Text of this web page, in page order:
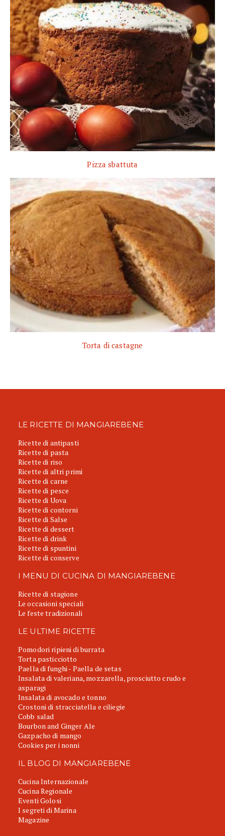
Pizza sbattuta
Torta di castagne
LE RICETTE DI MANGIAREBENE
Ricette di antipasti
Ricette di pasta
Ricette di riso
Ricette di altri primi
Ricette di carne
Ricette di pesce
Ricette di Uova
Ricette di contorni
Ricette di Salse
Ricette di dessert
Ricette di drink
Ricette di spuntini
Ricette di conserve
I MENU DI CUCINA DI MANGIAREBENE
Ricette di stagione
Le occasioni speciali
Le feste tradizionali
LE ULTIME RICETTE
Pomodori ripieni di burrata
Torta pasticciotto
Paella di funghi - Paella de setas
Insalata di valeriana, mozzarella, prosciutto crudo e
asparagi
Insalata di avocado e tonno
Crostoni di stracciatella e ciliegie
Cobb salad
Bourbon and Ginger Ale
Gazpacho di mango
Cookies per i nonni
IL BLOG DI MANGIAREBENE
Cucina Internazionale
Cucina Regionale
Eventi Golosi
I segreti di Marina
Magazine